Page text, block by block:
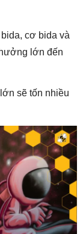
cơ bida và
lớn đến
sẽ tốn nhiều